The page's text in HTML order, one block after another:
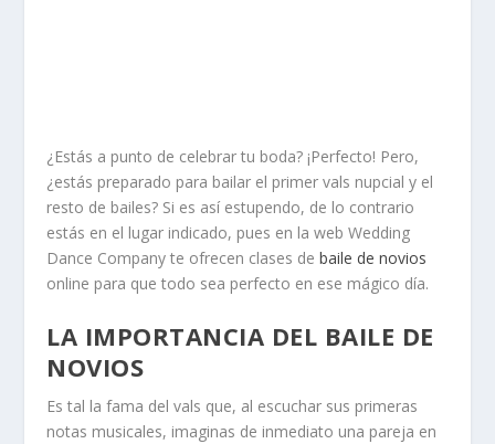
¿Estás a punto de celebrar tu boda? ¡Perfecto! Pero,
¿estás preparado para bailar el primer vals nupcial y el
resto de bailes? Si es así estupendo, de lo contrario
estás en el lugar indicado, pues en la web Wedding
Dance Company te ofrecen clases debaile de novios
online para que todo sea perfecto en ese mágico día.
LA IMPORTANCIA DEL BAILE DE
NOVIOS
Es tal la fama del vals que, al escuchar sus primeras
notas musicales, imaginas de inmediato una pareja en